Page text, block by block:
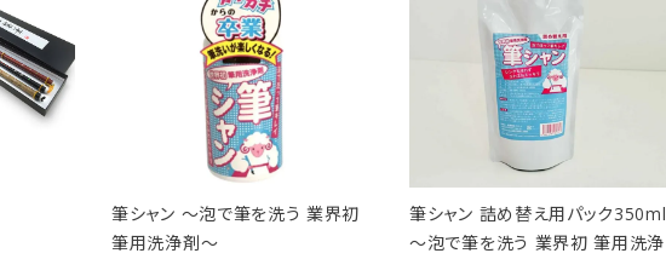
オプション・その他
ップブラシ 贈り物（限定セット） ケース
顔ブラシ
筆シャン ～泡で筆を洗う 業界初
筆用洗浄剤～
筆シャン 詰め替え用パック350ml
～泡で筆を洗う 業界初 筆用洗浄